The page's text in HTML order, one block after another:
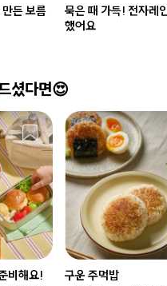
든 보름
묵은 때 가득! 전자레
했어요
셨다면😍
비해요! 구운 주먹밥